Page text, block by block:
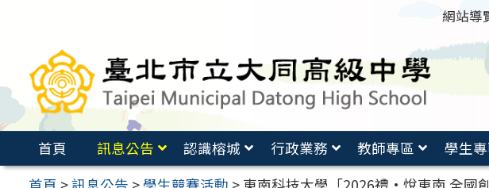
要
容
網站導
首頁 訊息公告 認識榕城 行政業務 教師專區 學生